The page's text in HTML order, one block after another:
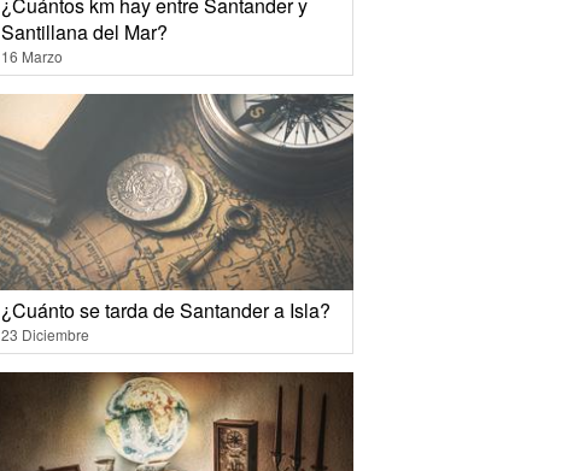
¿Cuántos km hay entre Santander y
Santillana del Mar?
16 Marzo
¿Cuánto se tarda de Santander a Isla?
23 Diciembre